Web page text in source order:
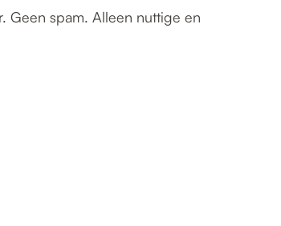
Geen spam. Alleen nuttige en